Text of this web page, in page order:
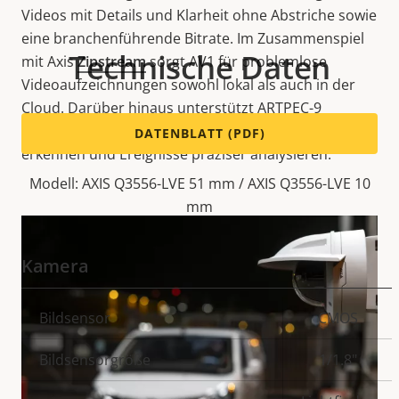
Videos mit Details und Klarheit ohne Abstriche sowie
eine branchenführende Bitrate. Im Zusammenspiel
mit AxisZipstreamsorgt AV1 für problemlose
Videoaufzeichnungen sowohl lokal als auch in der
Cloud. Darüber hinaus unterstützt ARTPEC-9
erweiterte Analyseanwendungen, die Objekte früher
erkennen und Ereignisse präziser analysieren.
Technische Daten
DATENBLATT (PDF)
Modell: AXIS Q3556-LVE 51 mm / AXIS Q3556-LVE 10
mm
Kamera
Eigentumsbeschreibung Eigentumswert
Bildsensor CMOS
Bildsensorgröße 1/1.8"